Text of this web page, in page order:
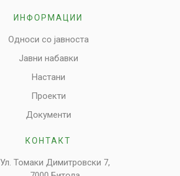
ИНФОРМАЦИИ
Односи со јавноста
Јавни набавки
Настани
Проекти
Документи
КОНТАКТ
Ул. Томаки Димитровски 7,